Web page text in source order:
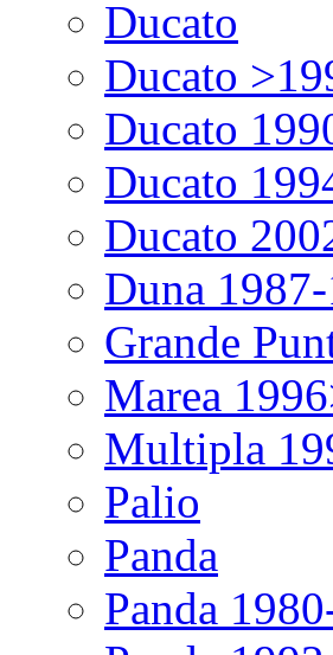
Ducato
Ducato
Ducato
Ducato
Ducato
Duna
Grande
Marea
Multipla
Palio
Panda
Panda